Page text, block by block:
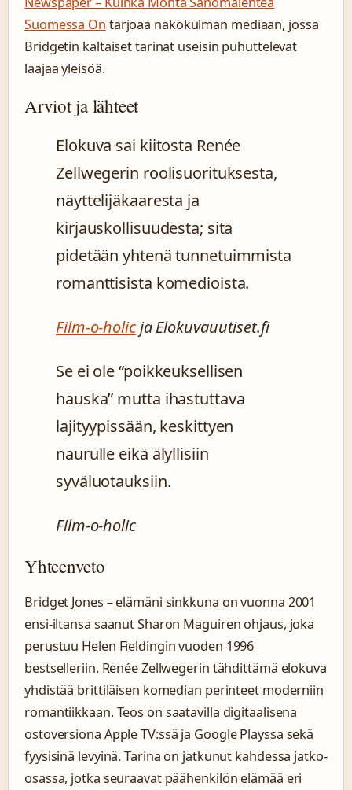
Suomessa On tarjoaa näkökulman mediaan, jossa
Bridgetin kaltaiset tarinat useisin puhuttelevat
laajaa yleisöä.
Arviot ja lähteet
Elokuva sai kiitosta Renée
Zellwegerin roolisuorituksesta,
näyttelijäkaaresta ja
kirjauskollisuudesta; sitä
pidetään yhtenä tunnetuimmista
romanttisista komedioista.
Film-o-holicja Elokuvauutiset.fi
Se ei ole “poikkeuksellisen
hauska” mutta ihastuttava
lajityypissään, keskittyen
naurulle eikä älyllisiin
syväluotauksiin.
Film-o-holic
Yhteenveto
Bridget Jones – elämäni sinkkuna on vuonna 2001
ensi-iltansa saanut Sharon Maguiren ohjaus, joka
perustuu Helen Fieldingin vuoden 1996
bestselleriin. Renée Zellwegerin tähdittämä elokuva
yhdistää brittiläisen komedian perinteet moderniin
romantiikkaan. Teos on saatavilla digitaalisena
ostoversiona Apple TV:ssä ja Google Playssa sekä
fyysisinä levyinä. Tarina on jatkunut kahdessa jatko-
osassa, jotka seuraavat päähenkilön elämää eri